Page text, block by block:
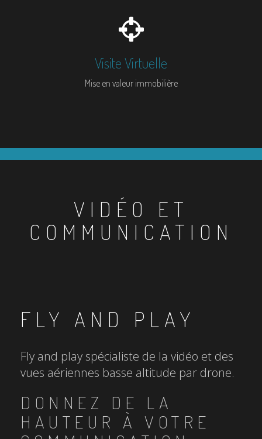
Visite Virtuelle
Mise en valeur immobilière
VIDÉO ET
COMMUNICATION
FLY AND PLAY
Fly and play spécialiste de la vidéo et des
vues aériennes basse altitude par drone.
DONNEZ DE LA
HAUTEUR À VOTRE